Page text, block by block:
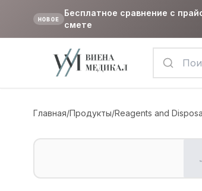
НОВОЕ
Бесплатное сравнение с
смете
Главная/Продукты/Reagents and